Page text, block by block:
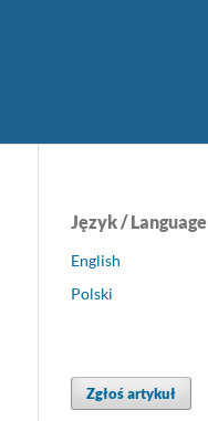
Język / Language
English
Polski
Zgłoś artykuł